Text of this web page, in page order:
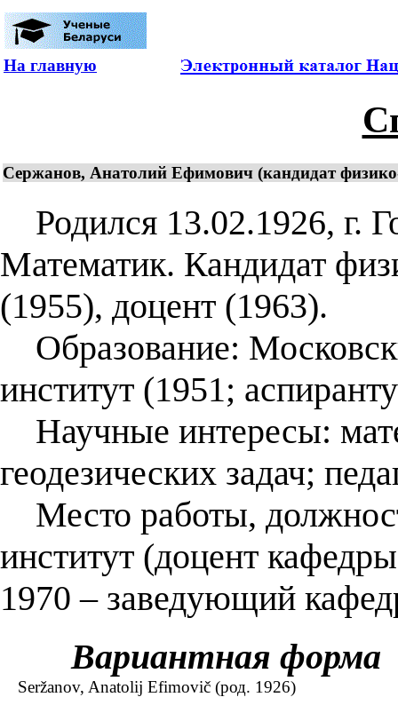
На главную
Сержанов, Анатолий Ефимович (кандидат
Родился 13.02.1926, г.
Математик. Кандидат
(1955), доцент (1963).
Образование:
институт (1951;
Научные интересы:
геодезических задач;
Место работы,
институт (доцент
1970 – заведующий
Вариантная форма
Seržanov, Anatolij Efimovič (род. 1926)